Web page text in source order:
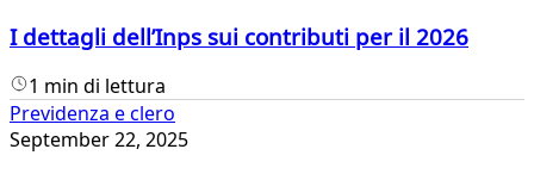
I dettagli dell’Inps sui contributi per il 2026
1 min di lettura
Previdenza e clero
September 22, 2025